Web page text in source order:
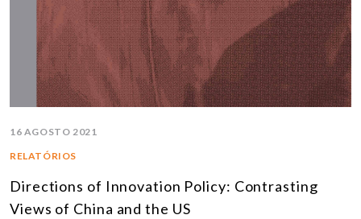
16 AGOSTO 2021
RELATÓRIOS
Directions of Innovation Policy: Contrasting
Views of China and the US